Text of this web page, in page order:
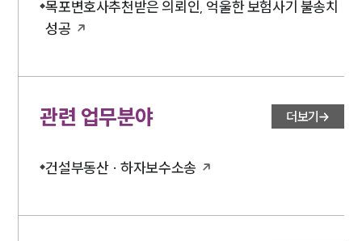
목포변호사추천받은 의뢰인, 억울한 보험사기 불송치
성공
관련 업무분야 더보기
건설부동산 · 하자보수소송